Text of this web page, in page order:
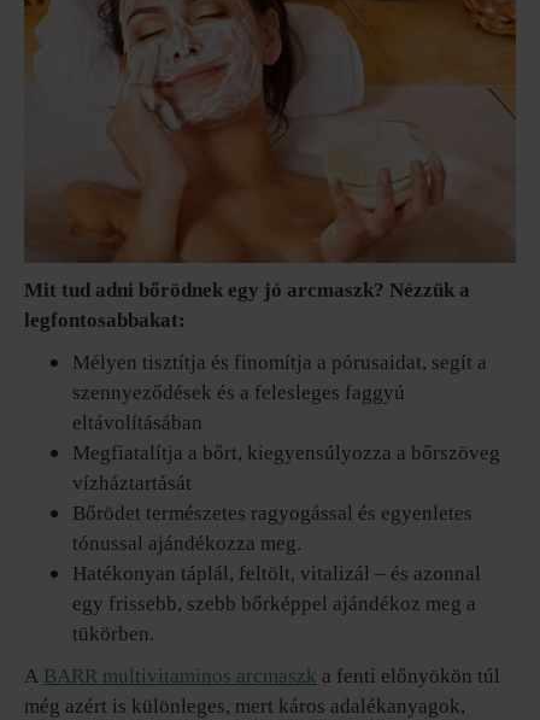
Mit tud adni bőrödnek egy jó arcmaszk? Nézzük a
legfontosabbakat:
Mélyen tisztítja és finomítja a pórusaidat, segít a
szennyeződések és a felesleges faggyú
eltávolításában
Megfiatalítja a bőrt, kiegyensúlyozza a bőrszöveg
vízháztartását
Bőrödet természetes ragyogással és egyenletes
tónussal ajándékozza meg.
Hatékonyan táplál, feltölt, vitalizál – és azonnal
egy frissebb, szebb bőrképpel ajándékoz meg a
tükörben.
A BARR multivitaminos arcmaszk a fenti előnyökön túl
még azért is különleges, mert káros adalékanyagok,